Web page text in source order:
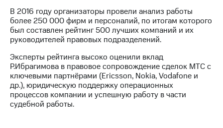
Реквизиты
Контакты
развитие
деловая этика
В 2016 году организаторы провели анализ работы
более 250 000 фирм и персоналий, по итогам которого
был составлен рейтинг 500 лучших компаний и их
руководителей правовых подразделений.
Эксперты рейтинга высоко оценили вклад
Р.Ибрагимова в правовое сопровождение сделок МТС с
ключевыми партнёрами (Ericsson, Nokia, Vodafone и
др.), юридическую поддержку операционных
процессов компании и успешную работу в части
судебной работы.